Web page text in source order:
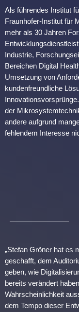
Als führendes Institut
Fraunhofer-Institut für
mehr als 30 Jahren
Industrie,
Bereichen Digital
Umsetzung von
kundenfreundliche
der
andere aufgrund
fehlendem Interesse
„Stefan Gröner hat es
geschafft, dem
geben, wie
bereits verändert
Wahrscheinlichkeit
dem Tempo dieser